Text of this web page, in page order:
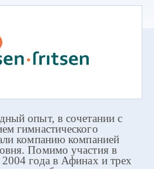
опыт, в сочетании с
гимнастического
компанию компанией
Помимо участия в
года в Афинах и трех